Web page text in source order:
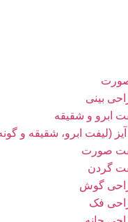
بینی
ابرو و شقیقه
آیز (لیفت ابرو، شقیقه و
صورت
گردن
گوش
فک